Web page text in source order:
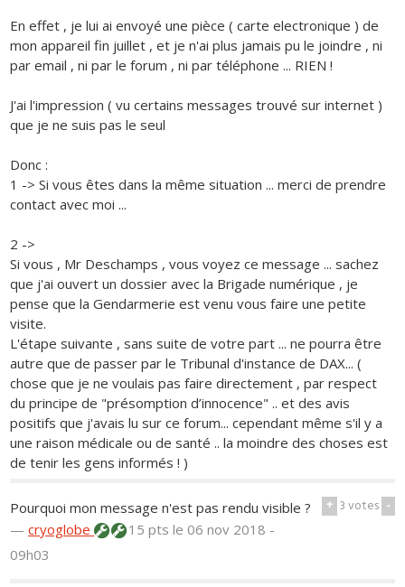
En effet , je lui ai envoyé une pièce ( carte electronique ) de
mon appareil fin juillet , et je n'ai plus jamais pu le joindre , ni
par email , ni par le forum , ni par téléphone ... RIEN !
J'ai l'impression ( vu certains messages trouvé sur internet )
que je ne suis pas le seul
Donc :
1 -> Si vous êtes dans la même situation ... merci de prendre
contact avec moi ...
2 ->
Si vous , Mr Deschamps , vous voyez ce message ... sachez
que j'ai ouvert un dossier avec la Brigade numérique , je
pense que la Gendarmerie est venu vous faire une petite
visite.
L'étape suivante , sans suite de votre part ... ne pourra être
autre que de passer par le Tribunal d'instance de DAX... (
chose que je ne voulais pas faire directement , par respect
du principe de "présomption d’innocence" .. et des avis
positifs que j'avais lu sur ce forum... cependant même s'il y a
une raison médicale ou de santé .. la moindre des choses est
de tenir les gens informés ! )
+ 3votes -
Pourquoi mon message n'est pas rendu visible ?
—cryoglobe 15 ptsle 06 nov 2018 -
09h03